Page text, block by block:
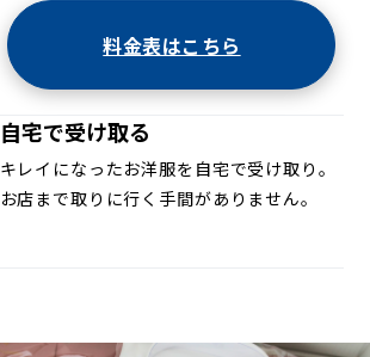
料金表はこちら
自宅で受け取る
キレイになったお洋服を自宅で受け取り。
お店まで取りに行く手間がありません。